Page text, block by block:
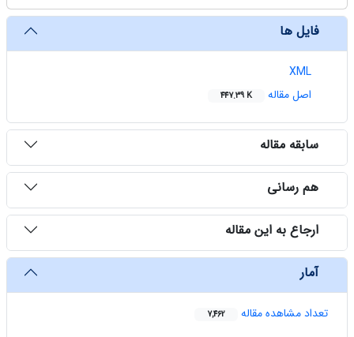
فایل ها
XML
اصل مقاله
447.39 K
سابقه مقاله
هم رسانی
ارجاع به این مقاله
آمار
تعداد مشاهده مقاله 7,462